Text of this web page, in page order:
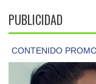
PUBLICIDAD